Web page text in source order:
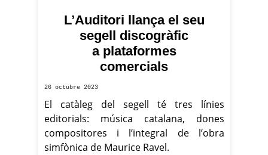
L’Auditori llança el seu
segell discogràfic
a plataformes
comercials
26 octubre 2023
El catàleg del segell té tres línies
editorials: música catalana, dones
compositores i l’integral de l’obra
simfònica de Maurice Ravel.